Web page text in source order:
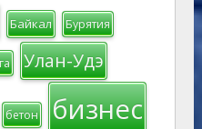
Байкал Бурятия
Улан-Удэ
бетон бизнес